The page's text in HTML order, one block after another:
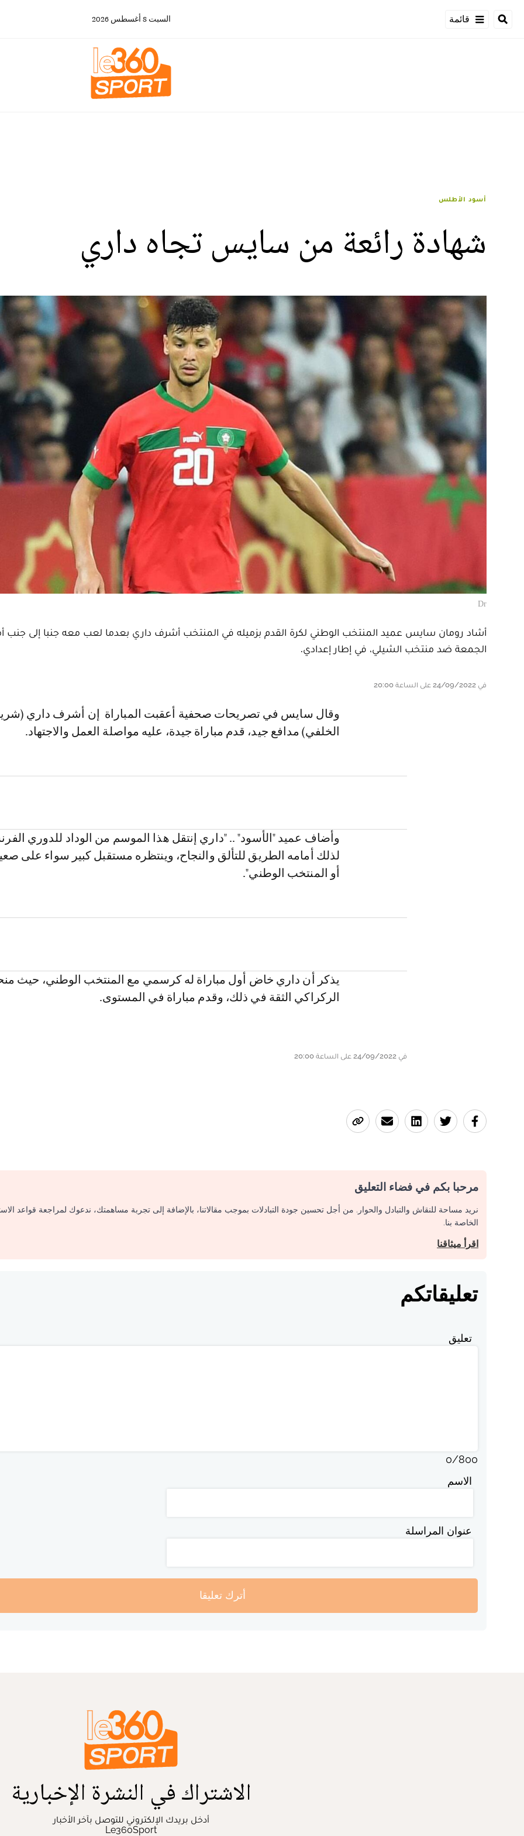
قائمة السبت 8 أغسطس 2026
أسود الأطلس
شهادة رائعة من سايس تجاه داري
Dr
أشاد رومان سايس عميد المنتخب الوطني لكرة القدم بزميله في المنتخب أشرف داري بعدما لعب معه جنبا إلى
الجمعة ضد منتخب الشيلي، في إطار إعدادي.
في 24/09/2022 على الساعة 20:00
وقال سايس في تصريحات صحفية أعقبت المباراة إن أشرف داري (شريك الخط
الخلفي) مدافع جيد، قدم مباراة جيدة، عليه مواصلة العمل والاجتهاد.
وأضاف عميد "الأسود" .. "داري إنتقل هذا الموسم من الوداد للدوري
لذلك أمامه الطريق للتألق والنجاح، وينتظره مستقبل كبير سواء على
أو المنتخب الوطني".
يذكر أن داري خاض أول مباراة له كرسمي مع المنتخب الوطني، حيث
الركراكي الثقة في ذلك، وقدم مباراة في المستوى.
في 24/09/2022 على الساعة 20:00
مرحبا بكم في فضاء التعليق
نريد مساحة للنقاش والتبادل والحوار. من أجل تحسين جودة التبادلات بموجب مقالاتنا، بالإضافة إلى تجربة مساهمتك، ندعوك لمراجعة قواعد
الخاصة بنا.
اقرأ ميثاقنا
تعليقاتكم
تعليق
0/800
الاسم
عنوان المراسلة
أترك تعليقا
الاشتراك في النشرة الإخبارية
أدخل بريدك الإلكتروني للتوصل بآخر الأخبار
Le360Sport